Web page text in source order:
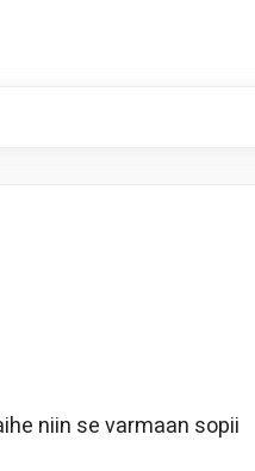
niin se varmaan sopii